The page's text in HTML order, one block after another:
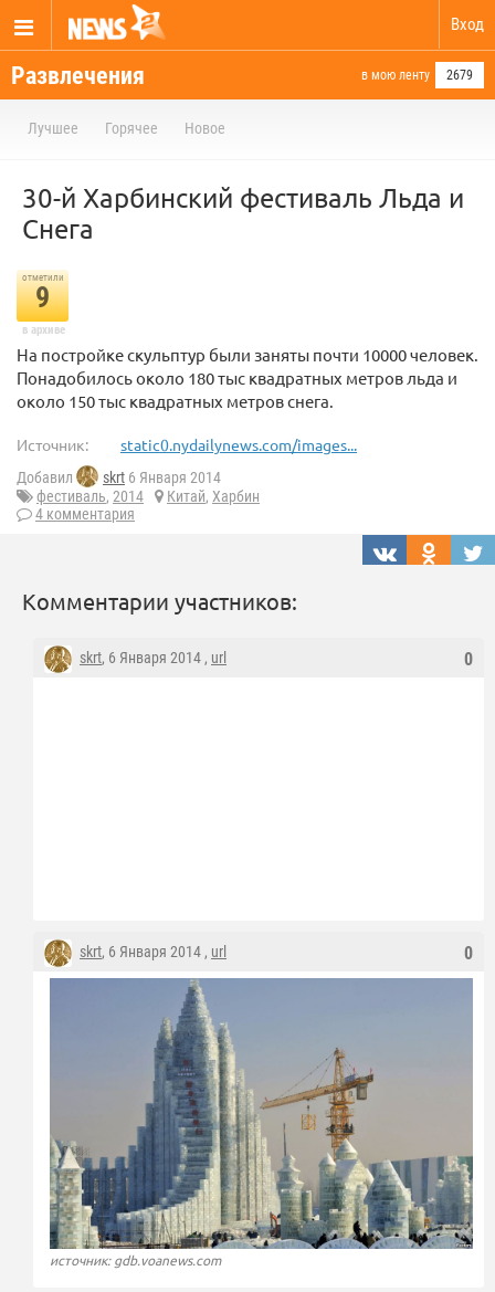
Вход
Развлечения в мою ленту 2679
Лучшее Горячее Новое
30-й Харбинский фестиваль Льда и
Снега
отметили
9
в архиве
На постройке скульптур были заняты почти 10000 человек.
Понадобилось около 180 тыс квадратных метров льда и
около 150 тыс квадратных метров снега.
Источник: static0.nydailynews.com/images...
Добавил skrt 6 Января 2014
фестиваль, 2014 Китай, Харбин
4 комментария
Комментарии участников:
0
skrt, 6 Января 2014 , url
0
skrt, 6 Января 2014 , url
источник: gdb.voanews.com